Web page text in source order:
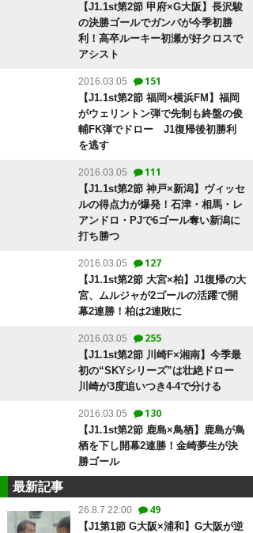
【J1.1st第2節 甲府×G大阪】長沢駿
の決勝ゴールでガンバが今季初勝
利！高卒ルーキー初瀬が好クロスで
アシスト
2016.03.05 151
【J1.1st第2節 福岡×横浜FM】福岡
がウェリントン弾で先制も終盤の俊
輔FK弾でドロー J1復帰後初勝利
を逃す
2016.03.05 111
【J1.1st第2節 神戸×新潟】ヴィッセ
ルの得点力が爆発！石津・相馬・レ
アンドロ・PJで6ゴール奪い新潟に
打ち勝つ
2016.03.05 127
【J1.1st第2節 大宮×柏】J1復帰の大
宮、ムルジャが2ゴールの活躍で開
幕2連勝！柏は2連敗に
2016.03.05 255
【J1.1st第2節 川崎F×湘南】今季最
初の“SKYシリーズ”は壮絶ドロー
川崎が3度追いつき4-4で分ける
2016.03.05 130
【J1.1st第2節 鹿島×鳥栖】鹿島が鳥
栖を下し開幕2連勝！金崎夢生が決
勝ゴール
最新記事
26.8.7 22:00 49
【J1第1節 G大阪×浦和】G大阪が逆